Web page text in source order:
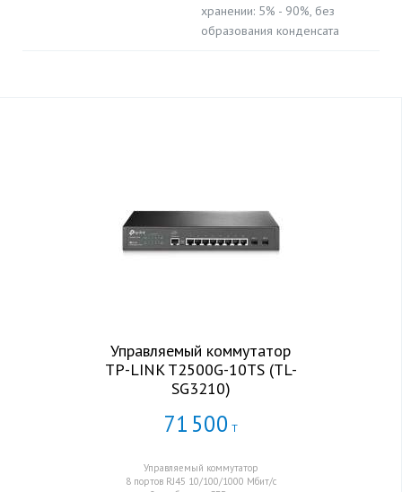
хранении: 5% - 90%, без
образования конденсата
Управляемый коммутатор
TP-LINK T2500G-10TS (TL-
SG3210)
71 500 Т
Управляемый коммутатор
8 портов RJ45 10/100/1000 Мбит/с